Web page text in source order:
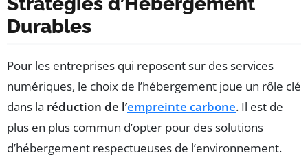
Durables
Pour les entreprises qui reposent sur des services
numériques, le choix de l’hébergement joue un rôle clé
dans la réduction de l’empreinte carbone. Il est de
plus en plus commun d’opter pour des solutions
d’hébergement respectueuses de l’environnement.